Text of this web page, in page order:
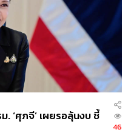
. ‘ศุภจี’ เผยรอลุ้นงบ ชี้
46